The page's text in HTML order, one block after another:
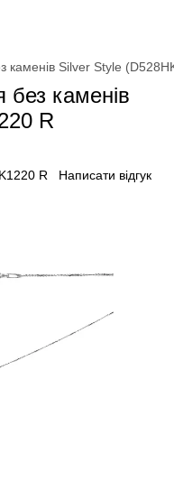
каменів Silver Style
без каменів
R
R Написати відгук